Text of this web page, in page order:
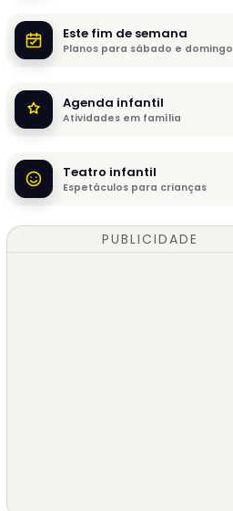
Este fim de semana
Planos para sábado e domingo
Agenda infantil
Atividades em família
Teatro infantil
Espetáculos para crianças
PUBLICIDADE